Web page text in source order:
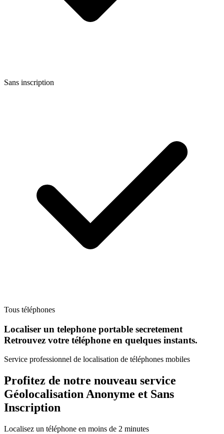
Sans inscription
Tous téléphones
Localiser un telephone portable secretement
Retrouvez votre téléphone en quelques instants.
Service professionnel de localisation de téléphones mobiles
Profitez de notre nouveau service
Géolocalisation Anonyme et Sans
Inscription
Localisez un téléphone en moins de 2 minutes